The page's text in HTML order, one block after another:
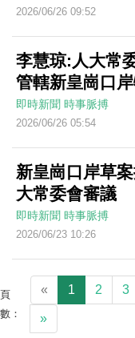
2026/06/26 09:52
李慧琼:人大常
管轄新皇崗口
即時新聞 時事脈搏
2026/06/26 05:54
新皇崗口岸草
大常委會審議
即時新聞 時事脈搏
2026/06/23 10:26
頁
數：
« 1 2 3
»